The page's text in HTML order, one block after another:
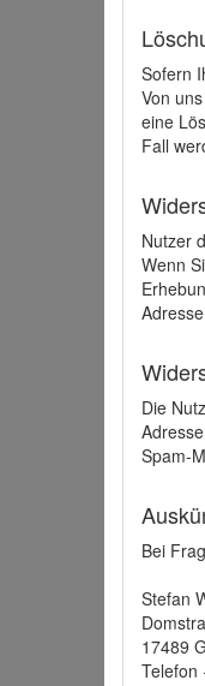
Sofern
Von
eine
Fall
Nutzer
Wenn
Die
Spam-
Bei
Stefan
17489
Telefon